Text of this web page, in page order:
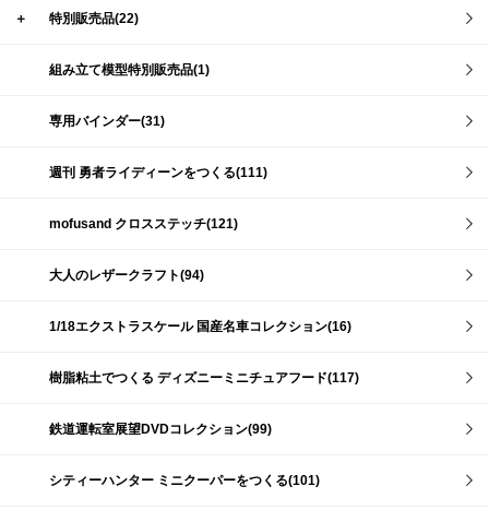
＋ 特別販売品(22)
組み立て模型特別販売品(1)
専用バインダー(31)
週刊 勇者ライディーンをつくる(111)
mofusand クロスステッチ(121)
大人のレザークラフト(94)
1/18エクストラスケール 国産名車コレクション(16)
樹脂粘土でつくる ディズニーミニチュアフード(117)
鉄道運転室展望DVDコレクション(99)
シティーハンター ミニクーパーをつくる(101)